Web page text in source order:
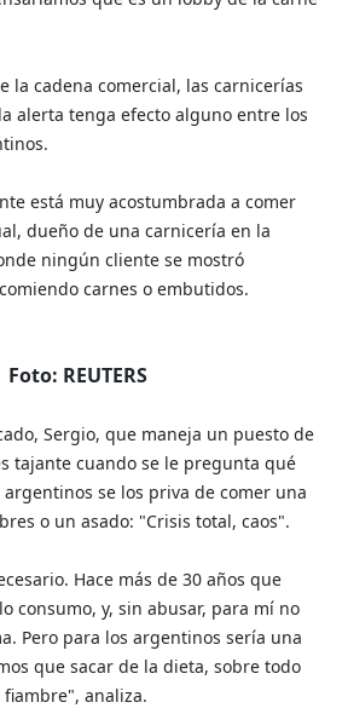
la cadena comercial, las carnicerías
alerta tenga efecto alguno entre los
está muy acostumbrada a comer
dueño de una carnicería en la
ningún cliente se mostró
carnes o embutidos.
Foto: REUTERS
Sergio, que maneja un puesto de
tajante cuando se le pregunta qué
se los priva de comer una
o un asado: "Crisis total, caos".
Hace más de 30 años que
consumo, y, sin abusar, para mí no
Pero para los argentinos sería una
que sacar de la dieta, sobre todo
analiza.